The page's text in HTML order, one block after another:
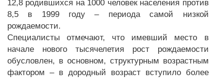
12,8 родившихся на 1000 человек населения против
8,5 в 1999 году – периода самой низкой
рождаемости.
Специалисты отмечают, что имевший место в
начале нового тысячелетия рост рождаемости
обусловлен, в основном, структурным возрастным
фактором – в дородный возраст вступило более